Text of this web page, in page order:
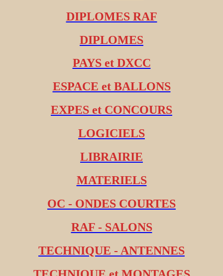
DIPLOMES RAF
DIPLOMES
PAYS et DXCC
ESPACE et BALLONS
EXPES et CONCOURS
LOGICIELS
LIBRAIRIE
MATERIELS
OC - ONDES COURTES
RAF - SALONS
TECHNIQUE - ANTENNES